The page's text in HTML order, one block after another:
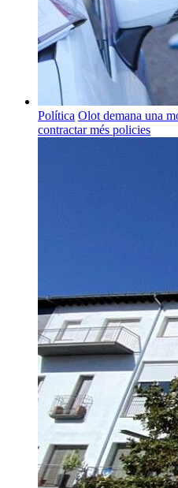
Política Olot demana una
contractar més policies